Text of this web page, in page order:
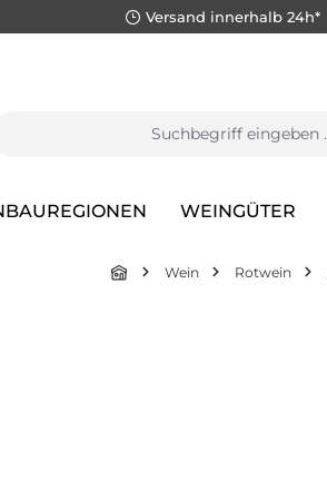
Versand innerhalb 24h*
WEINGÜTER
Wein Rotwein